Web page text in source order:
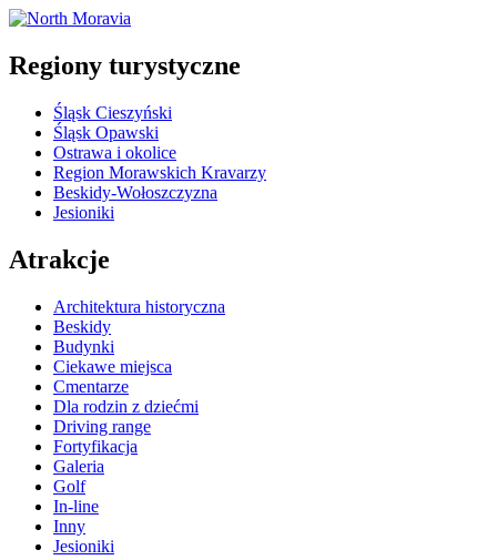
Regiony turystyczne
Śląsk Cieszyński
Śląsk Opawski
Ostrawa i okolice
Region Morawskich Kravarzy
Beskidy-Wołoszczyzna
Jesioniki
Atrakcje
Architektura historyczna
Beskidy
Budynki
Ciekawe miejsca
Cmentarze
Dla rodzin z dziećmi
Driving range
Fortyfikacja
Galeria
Golf
In-line
Inny
Jesioniki